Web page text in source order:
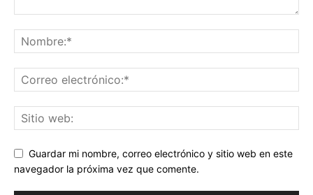
Guardar mi nombre, correo electrónico y sitio web en este
navegador la próxima vez que comente.